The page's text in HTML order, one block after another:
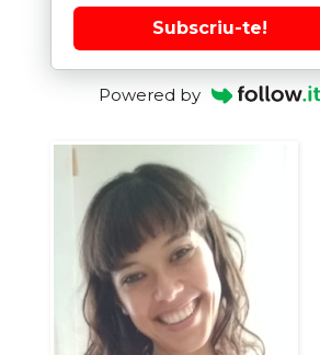
Subscriu-te!
Powered by